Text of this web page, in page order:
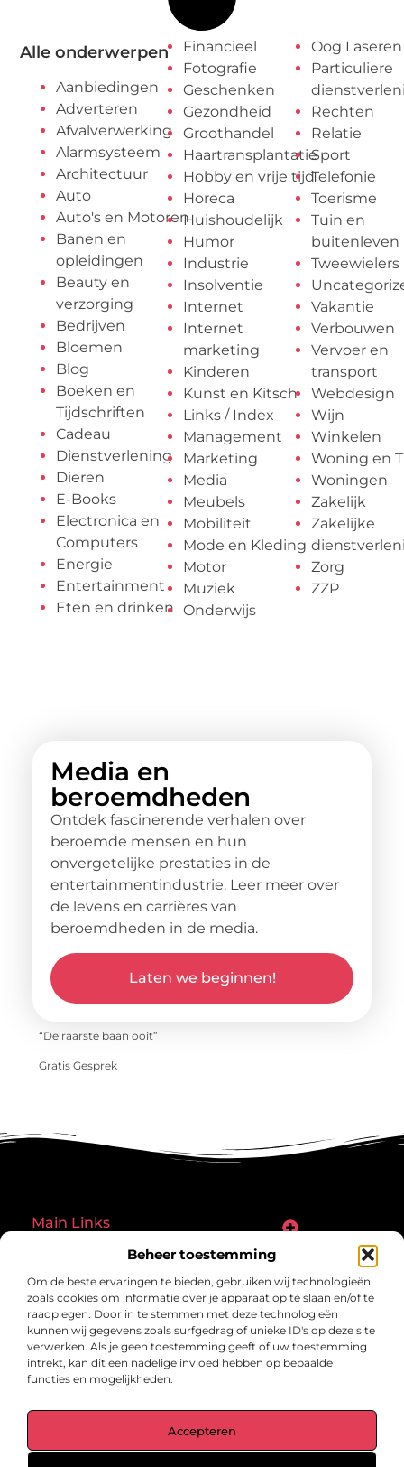
Beheer toestemming
Om de beste ervaringen te bieden, gebruiken wij technologieën
zoals cookies om informatie over je apparaat op te slaan en/of te
raadplegen. Door in te stemmen met deze technologieën
kunnen wij gegevens zoals surfgedrag of unieke ID's op deze site
verwerken. Als je geen toestemming geeft of uw toestemming
intrekt, kan dit een nadelige invloed hebben op bepaalde
functies en mogelijkheden.
Accepteren
Alle onderwerpen
Aanbiedingen
Adverteren
Afvalverwerking
Alarmsysteem
Architectuur
Auto
Auto's en Motoren
Banen en
opleidingen
Beauty en
verzorging
Bedrijven
Bloemen
Blog
Boeken en
Tijdschriften
Cadeau
Dienstverlening
Dieren
E-Books
Electronica en
Computers
Energie
Entertainment
Eten en drinken
Financieel
Fotografie
Geschenken
Gezondheid
Groothandel
Haartransplantatie
Hobby en vrije tijd
Horeca
Huishoudelijk
Humor
Industrie
Insolventie
Internet
Internet
marketing
Kinderen
Kunst en Kitsch
Links / Index
Management
Marketing
Media
Meubels
Mobiliteit
Mode en Kleding
Motor
Muziek
Onderwijs
Oog Laseren
Particuliere
Rechten
Relatie
Sport
Telefonie
Toerisme
Tuin en
buitenleven
Tweewielers
Vakantie
Verbouwen
Vervoer en
transport
Webdesign
Wijn
Winkelen
Woning en
Woningen
Zakelijk
Zakelijke
Zorg
ZZP
Media en
beroemdheden
Ontdek fascinerende verhalen over
beroemde mensen en hun
onvergetelijke prestaties in de
entertainmentindustrie. Leer meer over
de levens en carrières van
beroemdheden in de media.
Laten we beginnen!
“De raarste baan ooit”
Gratis Gesprek
Main Links
inspirerende verhalen.
Ontdek blogs en artikelen over alles wat het dagelijks leven boeiend